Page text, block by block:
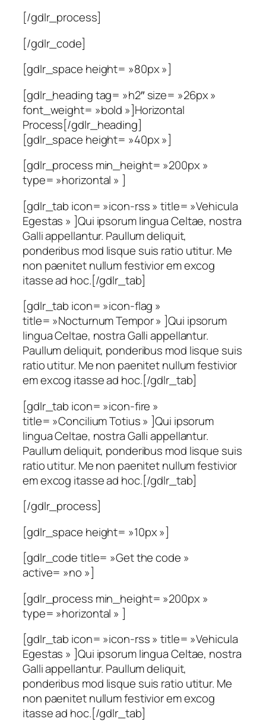
[/gdlr_process]
[/gdlr_code]
[gdlr_space height= »80px »]
[gdlr_heading tag= »h2″ size= »26px »
font_weight= »bold »]Horizontal
Process[/gdlr_heading]
[gdlr_space height= »40px »]
[gdlr_process min_height= »200px »
type= »horizontal » ]
[gdlr_tab icon= »icon-rss » title= »Vehicula
Egestas » ]Qui ipsorum lingua Celtae, nostra
Galli appellantur. Paullum deliquit,
ponderibus mod lisque suis ratio utitur. Me
non paenitet nullum festivior em excog
itasse ad hoc.[/gdlr_tab]
[gdlr_tab icon= »icon-flag »
title= »Nocturnum Tempor » ]Qui ipsorum
lingua Celtae, nostra Galli appellantur.
Paullum deliquit, ponderibus mod lisque suis
ratio utitur. Me non paenitet nullum festivior
em excog itasse ad hoc.[/gdlr_tab]
[gdlr_tab icon= »icon-fire »
title= »Concilium Totius » ]Qui ipsorum
lingua Celtae, nostra Galli appellantur.
Paullum deliquit, ponderibus mod lisque suis
ratio utitur. Me non paenitet nullum festivior
em excog itasse ad hoc.[/gdlr_tab]
[/gdlr_process]
[gdlr_space height= »10px »]
[gdlr_code title= »Get the code »
active= »no »]
[gdlr_process min_height= »200px »
type= »horizontal » ]
[gdlr_tab icon= »icon-rss » title= »Vehicula
Egestas » ]Qui ipsorum lingua Celtae, nostra
Galli appellantur. Paullum deliquit,
ponderibus mod lisque suis ratio utitur. Me
non paenitet nullum festivior em excog
itasse ad hoc.[/gdlr_tab]